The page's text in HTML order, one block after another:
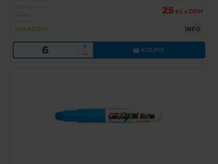
25 Kč s DPH
SKLADEM INFO
KOUPIT